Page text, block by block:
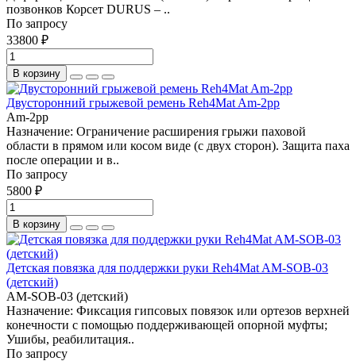
позвонков Корсет DURUS – ..
По запросу
33800 ₽
В корзину
Двусторонний грыжевой ремень Reh4Mat Am-2pp
Am-2pp
Назначение: Ограничение расширения грыжи паховой
области в прямом или косом виде (с двух сторон). Защита паха
после операции и в..
По запросу
5800 ₽
В корзину
Детская повязка для поддержки руки Reh4Mat AM-SOB-03
(детский)
AM-SOB-03 (детский)
Назначение: Фиксация гипсовых повязок или ортезов верхней
конечности с помощью поддерживающей опорной муфты;
Ушибы, реабилитация..
По запросу